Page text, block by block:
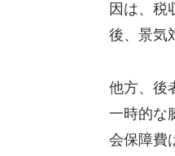
因は、税
後、景気
他方、後
一時的な
会保障費